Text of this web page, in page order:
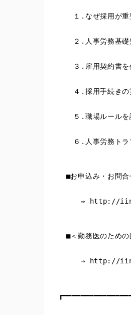
１.なぜ採用が重要
２.人事労務基礎
３.雇用契約書を作
４.採用手続きの
５.職場ルールを説
６.人事労務トラ
■お申込み・お問合
⇒ http://iin-
■＜勤務医のための
⇒ http://iin-